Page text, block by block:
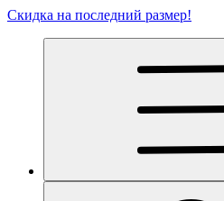
Скидка на последний размер!